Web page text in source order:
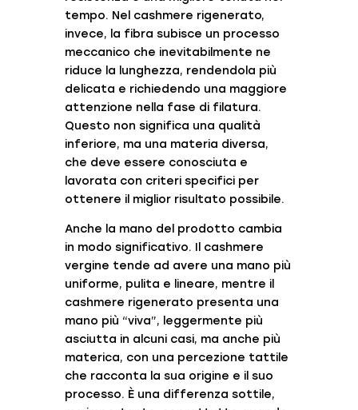
tempo. Nel cashmere rigenerato,
invece, la fibra subisce un processo
meccanico che inevitabilmente ne
riduce la lunghezza, rendendola più
delicata e richiedendo una maggiore
attenzione nella fase di filatura.
Questo non significa una qualità
inferiore, ma una materia diversa,
che deve essere conosciuta e
lavorata con criteri specifici per
ottenere il miglior risultato possibile.
Anche la mano del prodotto cambia
in modo significativo. Il cashmere
vergine tende ad avere una mano più
uniforme, pulita e lineare, mentre il
cashmere rigenerato presenta una
mano più “viva”, leggermente più
asciutta in alcuni casi, ma anche più
materica, con una percezione tattile
che racconta la sua origine e il suo
processo. È una differenza sottile,